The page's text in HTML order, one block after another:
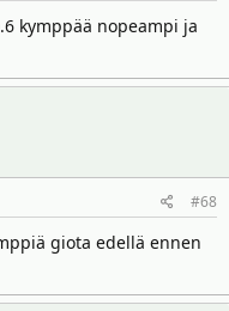
kymppää nopeampi ja
#68
giota edellä ennen